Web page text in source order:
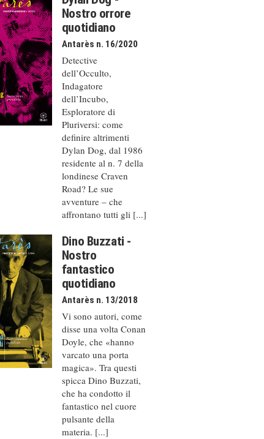
Nostro orrore
quotidiano
Antarès n. 16/2020
Detective
dell’Occulto,
Indagatore
dell’Incubo,
Esploratore di
Pluriversi: come
definire altrimenti
Dylan Dog, dal 1986
residente al n. 7 della
londinese Craven
Road? Le sue
avventure – che
affrontano tutti gli [...]
Dino Buzzati -
Nostro
fantastico
quotidiano
Antarès n. 13/2018
Vi sono autori, come
disse una volta Conan
Doyle, che «hanno
varcato una porta
magica». Tra questi
spicca Dino Buzzati,
che ha condotto il
fantastico nel cuore
pulsante della
materia. [...]